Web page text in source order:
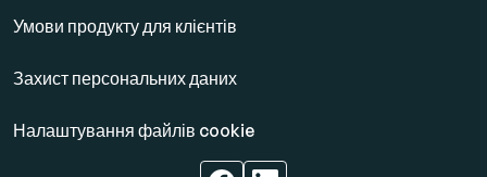
Умови продукту для клієнтів
Захист персональних даних
Налаштування файлів cookie